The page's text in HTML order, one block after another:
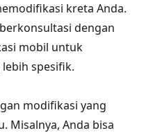
kreta Anda.
dengan
mobil untuk
spesifik.
modifikasi yang
Misalnya, Anda bisa